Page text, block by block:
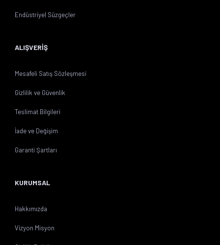
Endüstriyel Süzgeçler
ALIŞVERİŞ
Mesafeli Satış Sözleşmesi
Gizlilik ve Güvenlik
Teslimat Bilgileri
İade ve Değişim
Garanti Şartları
KURUMSAL
Hakkımızda
Vizyon Misyon